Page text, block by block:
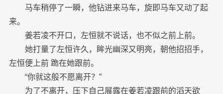
马车稍停了一瞬，他钻进来马车，旋即马车又动了起
来。
姜若凌不开口，左恒就不说话，也不似之前上前。
她打量了左恒许久，眸光幽深又明亮，朝他招招手，
左恒便上前 跪在她跟前。
“你就这般不愿离开？”
为了不离开，压下自己展露在姜若凌跟前的滔天欲